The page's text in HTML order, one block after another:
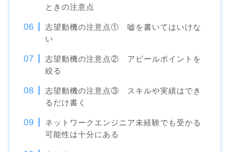
ときの注意点
志望動機の注意点① 嘘を書いてはいけな
い
志望動機の注意点② アピールポイントを
絞る
志望動機の注意点③ スキルや実績はでき
るだけ書く
ネットワークエンジニア未経験でも受かる
可能性は十分にある